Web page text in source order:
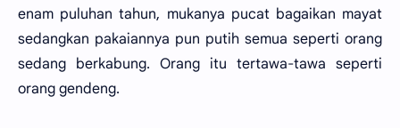
enam puluhan tahun, mukanya pucat bagaikan mayat
sedangkan pakaiannya pun putih semua seperti orang
sedang berkabung. Orang itu tertawa-tawa seperti
orang gendeng.